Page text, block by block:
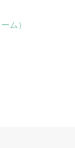
ム）